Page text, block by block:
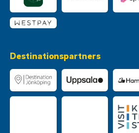
Destinationspartners